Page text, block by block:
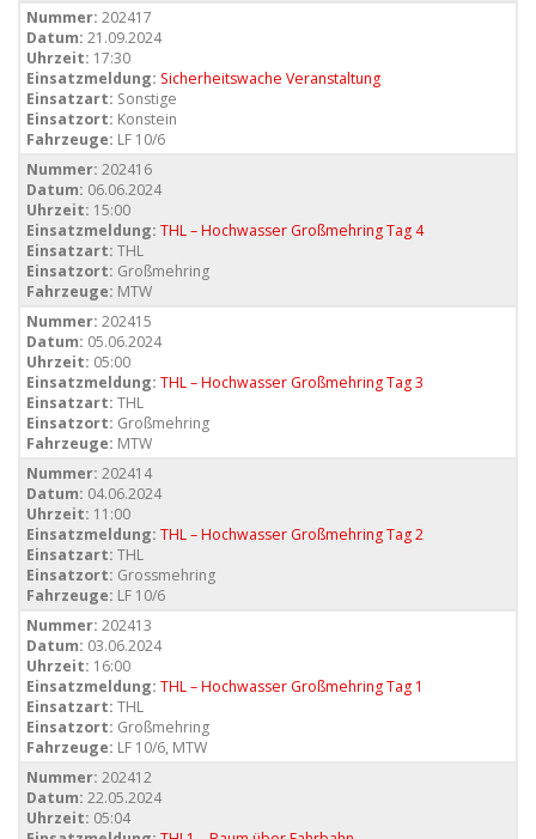
Nummer: 202417
Datum: 21.09.2024
Uhrzeit: 17:30
Einsatzmeldung: Sicherheitswache Veranstaltung
Einsatzart: Sonstige
Einsatzort: Konstein
Fahrzeuge: LF 10/6
Nummer: 202416
Datum: 06.06.2024
Uhrzeit: 15:00
Einsatzmeldung: THL – Hochwasser Großmehring Tag 4
Einsatzart: THL
Einsatzort: Großmehring
Fahrzeuge: MTW
Nummer: 202415
Datum: 05.06.2024
Uhrzeit: 05:00
Einsatzmeldung: THL – Hochwasser Großmehring Tag 3
Einsatzart: THL
Einsatzort: Großmehring
Fahrzeuge: MTW
Nummer: 202414
Datum: 04.06.2024
Uhrzeit: 11:00
Einsatzmeldung: THL – Hochwasser Großmehring Tag 2
Einsatzart: THL
Einsatzort: Grossmehring
Fahrzeuge: LF 10/6
Nummer: 202413
Datum: 03.06.2024
Uhrzeit: 16:00
Einsatzmeldung: THL – Hochwasser Großmehring Tag 1
Einsatzart: THL
Einsatzort: Großmehring
Fahrzeuge: LF 10/6, MTW
Nummer: 202412
Datum: 22.05.2024
Uhrzeit: 05:04